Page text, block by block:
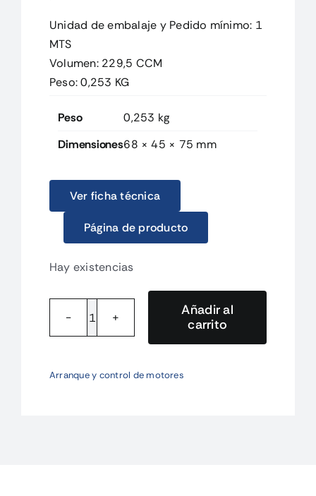
Unidad de embalaje y Pedido mínimo: 1
MTS
Volumen: 229,5 CCM
Peso: 0,253 KG
Peso
0,253 kg
Dimensiones68 × 45 × 75 mm
Ver ficha técnica
Página de producto
Hay existencias
DILM12-
10(220V50/60HZ)
de
Añadir al
carrito
Arranque y control de motores